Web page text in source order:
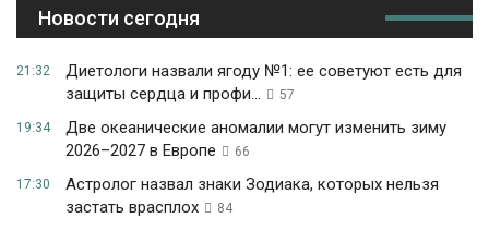
Новости сегодня
21:32
Диетологи назвали ягоду №1: ее советуют есть для
защиты сердца и профи...
57
19:34
Две океанические аномалии могут изменить зиму
2026–2027 в Европе
66
17:30
Астролог назвал знаки Зодиака, которых нельзя
застать врасплох
84